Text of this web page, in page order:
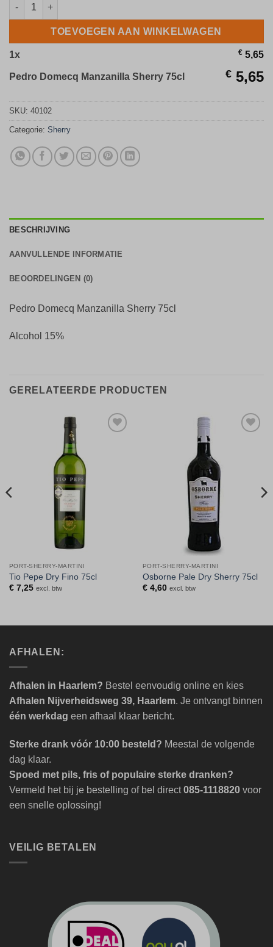
TOEVOEGEN AAN WINKELWAGEN
1x € 5,65
Pedro Domecq Manzanilla Sherry 75cl € 5,65
SKU: 40102
Categorie: Sherry
BESCHRIJVING
AANVULLENDE INFORMATIE
BEOORDELINGEN (0)
Pedro Domecq Manzanilla Sherry 75cl
Alcohol 15%
GERELATEERDE PRODUCTEN
PORT-SHERRY-MARTINI
Tio Pepe Dry Fino 75cl
€7,25 excl. btw
PORT-SHERRY-MARTINI
Osborne Pale Dry Sherry 75cl
€4,60 excl. btw
AFHALEN:
Afhalen in Haarlem? Bestel eenvoudig online en kies
Afhalen Nijverheidsweg 39, Haarlem. Je ontvangt binnen
één werkdag een afhaal klaar bericht.
Sterke drank vóór 10:00 besteld? Meestal de volgende
dag klaar.
Spoed met pils, fris of populaire sterke dranken?
Vermeld het bij je bestelling of bel direct085-1118820 voor
een snelle oplossing!
VEILIG BETALEN